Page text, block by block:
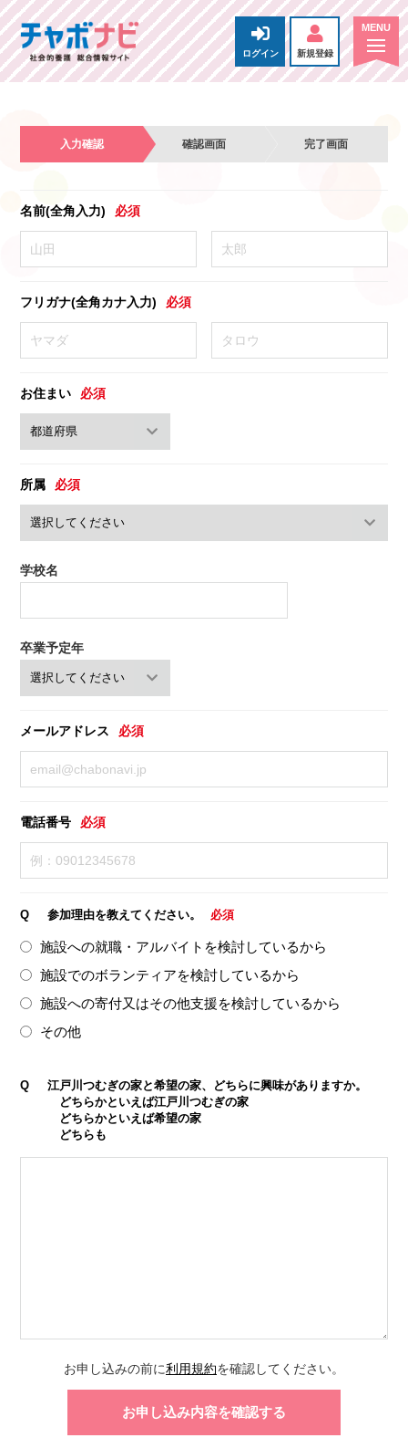
ログイン 新規登録
入力確認 確認画面 完了画面
名前(全角入力) 必須
フリガナ(全角カナ入力) 必須
お住まい 必須
所属 必須
学校名
卒業予定年
メールアドレス 必須
電話番号 必須
Q 参加理由を教えてください。 必須
施設への就職・アルバイトを検討しているから
施設でのボランティアを検討しているから
施設への寄付又はその他支援を検討しているから
その他
Q
江戸川つむぎの家と希望の家、どちらに興味がありますか。
どちらかといえば江戸川つむぎの家
どちらかといえば希望の家
どちらも
お申し込みの前に利用規約を確認してください。